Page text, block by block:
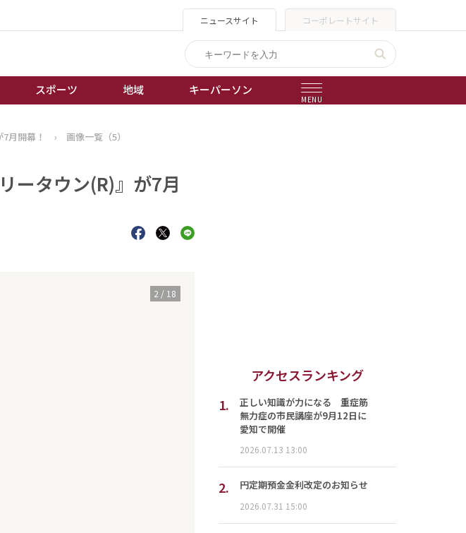
ニュースサイト コーポレートサイト
スポーツ 地域 キーパーソン
MENU
誰もが輝いて働く社会へ
オートレース
月開幕！ › 画像一覧（5）
ータウン(R)』が7月
2 / 18
アクセスランキング
1.
正しい知識が力になる 重症筋
無力症の市民講座が9月12日に
愛知で開催
2026.07.13 13:00
2. 円定期預金金利改定のお知らせ
2026.07.31 15:00